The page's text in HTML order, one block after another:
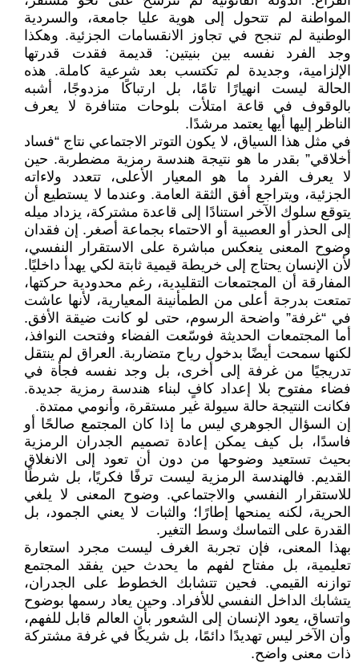
المواطنة لم تتحول إلى هوية عليا جامعة، والسردية
الوطنية لم تنجح في تجاوز الانقسامات الجزئية. وهكذا
وجد الفرد نفسه بين بنيتين: قديمة فقدت قدرتها
الإلزامية، وجديدة لم تكتسب بعد شرعية كاملة. هذه
الحالة ليست انهيارًا تامًا، بل ارتباكًا مزدوجًا، أشبه
بالوقوف في قاعة امتلأت بلوحات متنافرة لا يعرف
الناظر إليها أيها يعتمد مرشدًا.
في مثل هذا السياق، لا يكون التوتر الاجتماعي نتاج “فساد
أخلاقي” بقدر ما هو نتيجة هندسة رمزية مضطربة. حين
لا يعرف الفرد ما هو المعيار الأعلى، تتعدد ولاءاته
الجزئية، ويتراجع أفق الثقة العامة. وعندما لا يستطيع أن
يتوقع سلوك الآخر استنادًا إلى قاعدة مشتركة، يزداد ميله
إلى الحذر أو العصبية أو الاحتماء بجماعة أصغر. إن فقدان
وضوح المعنى ينعكس مباشرة على الاستقرار النفسي،
لأن الإنسان يحتاج إلى خريطة قيمية ثابتة لكي يهدأ داخليًا.
المفارقة أن المجتمعات التقليدية، رغم محدودية حركتها،
تمتعت بدرجة أعلى من الطمأنينة المعيارية، لأنها عاشت
في “غرفة” واضحة الرسوم، حتى لو كانت ضيقة الأفق.
أما المجتمعات الحديثة فوسّعت الفضاء وفتحت النوافذ،
لكنها سمحت أيضًا بدخول رياح متضاربة. العراق لم ينتقل
تدريجيًا من غرفة إلى أخرى، بل وجد نفسه فجأة في
فضاء مفتوح بلا إعداد كافٍ لبناء هندسة رمزية جديدة.
فكانت النتيجة حالة سيولة غير مستقرة، وأنومي ممتدة.
إن السؤال الجوهري ليس ما إذا كان المجتمع صالحًا أو
فاسدًا، بل كيف يمكن إعادة تصميم الجدران الرمزية
بحيث تستعيد وضوحها من دون أن تعود إلى الانغلاق
القديم. فالهندسة الرمزية ليست ترفًا فكريًا، بل شرطًا
للاستقرار النفسي والاجتماعي. وضوح المعنى لا يلغي
الحرية، لكنه يمنحها إطارًا؛ والثبات لا يعني الجمود، بل
القدرة على التماسك وسط التغير.
بهذا المعنى، فإن تجربة الغرف ليست مجرد استعارة
تعليمية، بل مفتاح لفهم ما يحدث حين يفقد المجتمع
توازنه القيمي. فحين تتشابك الخطوط على الجدران،
يتشابك الداخل النفسي للأفراد. وحين يعاد رسمها بوضوح
واتساق، يعود الإنسان إلى الشعور بأن العالم قابل للفهم،
وأن الآخر ليس تهديدًا دائمًا، بل شريكًا في غرفة مشتركة
ذات معنى واضح.